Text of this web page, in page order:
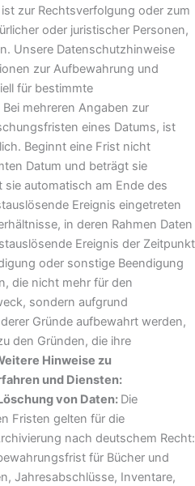
zur Rechtsverfolgung oder zum
oder juristischer Personen,
Unsere Datenschutzhinweise
zur Aufbewahrung und
für bestimmte
mehreren Angaben zur
eines Datums, ist
Beginnt eine Frist nicht
Datum und beträgt sie
automatisch am Ende des
Ereignis eingetreten
in deren Rahmen Daten
Ereignis der Zeitpunkt
oder sonstige Beendigung
die nicht mehr für den
sondern aufgrund
Gründe aufbewahrt werden,
den Gründen, die ihre
Hinweise zu
und Diensten:
von Daten: Die
Fristen gelten für die
nach deutschem Recht:
für Bücher und
Jahresabschlüsse, Inventare,